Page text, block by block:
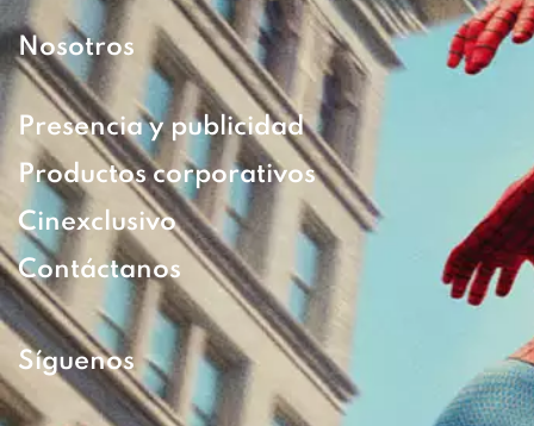
Nosotros
Presencia y publicidad
Productos corporativos
Cinexclusivo
Contáctanos
Síguenos